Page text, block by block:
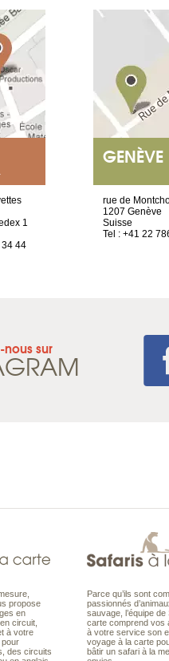
1
34 44
GENÈVE
rue de
1207 Genève
Suisse
Tel : +41 22
sur
propose
en
circuit,
à votre
des circuits
Parce qu’ils sont
passionnés
sauvage, l’équipe
carte comprend vos
à votre service son
voyage à la carte
bâtir un safari à la